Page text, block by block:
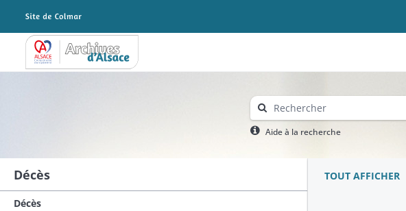
Archives Alsace - Colmar
Aide à la recherche
Décès
Décès
TOUT AFFICHER